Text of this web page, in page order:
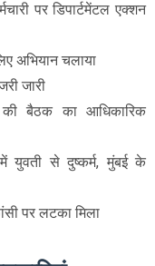
पर डिपार्टमेंटल एक्शन
अभियान चलाया
जारी
बैठक का आधिकारिक
युवती से दुष्कर्म, मुंबई के
पर लटका मिला